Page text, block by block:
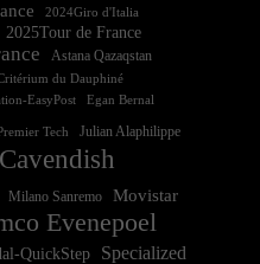
2025Tour de France
Astana Qazaqstan
du Dauphiné
EasyPost Egan Bernal
Tech Julian Alaphilippe
Milano Sanremo
Movistar
Evenepoel
QuickStep Specialized